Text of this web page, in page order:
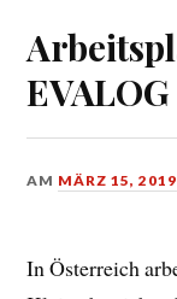
EVALOG
AM MÄRZ 15, 2019
In Österreich